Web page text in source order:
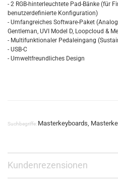
- 2 RGB-hinterleuchtete Pad-Bänke (für
benutzerdefinierte Konfiguration)
- Umfangreiches Software-Paket
Gentleman, UVI Model D, Loopcloud &
- Multifunktionaler Pedaleingang
- USB-C
- Umweltfreundliches Design
Suchbegriffe: Masterkeyboards,
Kundenrezensionen